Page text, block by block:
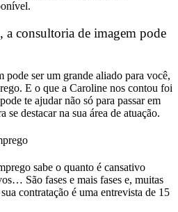
a consultoria de imagem pode
pode ser um grande aliado para você,
E o que a Caroline nos contou foi
te ajudar não só para passar em
se destacar na sua área de atuação.
sabe o quanto é cansativo
São fases e mais fases e, muitas
contratação é uma entrevista de 15